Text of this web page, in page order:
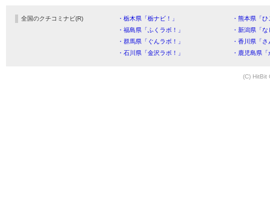
全国のクチコミナビ(R) ・栃木県「栃ナビ！」
・熊本県「
・福島県「ふくラボ！」
・新潟県「
・群馬県「ぐんラボ！」
・香川県「
・石川県「金沢ラボ！」
・鹿児島県
(C) HitBit